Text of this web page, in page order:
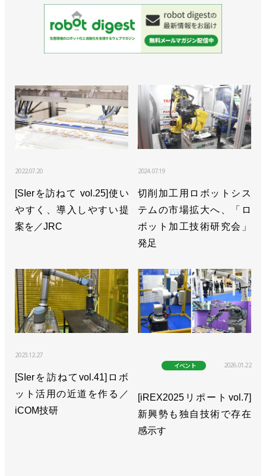
2022.07.20
[SIerを訪ねて vol.25]使い
やすく、導入しやすい提
案を／JRC
2024.07.19
切削加工用ロボットシス
テムの市場拡大へ、「ロ
ボット加工技術研究会」
発足
2023.12.27
[SIerを訪ねてvol.41]ロボ
ット活用の近道を作る／
iCOM技研
イベント 2026.01.22
[iREX2025リポートvol.7]
新興勢も独自技術で存在
感示す